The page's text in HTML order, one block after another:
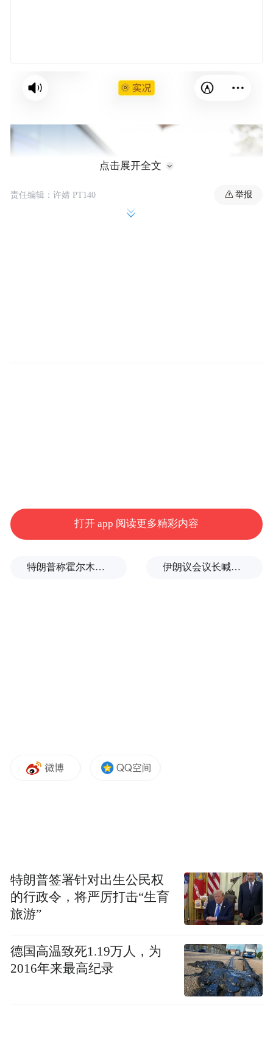
系统选取的定格画面和用户主观审美容易出
现偏差，这也是频繁出现“选丑帧”的客观原
点击展开全文
责任编辑：许婧 PT140 举报
打开 app 阅读更多精彩内容
特朗普称霍尔木兹海峡协议尚未达成，正参与相关谈判 伊朗议会议长喊话：别再作秀了！
特朗普签署针对出生公民权
的行政令，将严厉打击“生育
旅游”
德国高温致死1.19万人，为
2016年来最高纪录